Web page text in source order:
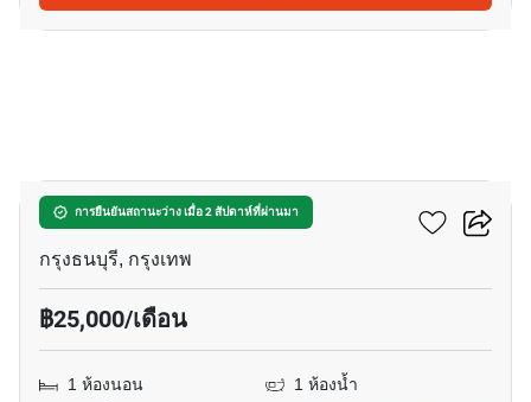
การยืนยันสถานะว่าง เมื่อ 2 สัปดาห์ที่ผ่านมา
คิว เฮาส์ สาทร
กรุงธนบุรี, กรุงเทพ
฿25,000/เดือน
1 ห้องนอน
1 ห้องน้ำ